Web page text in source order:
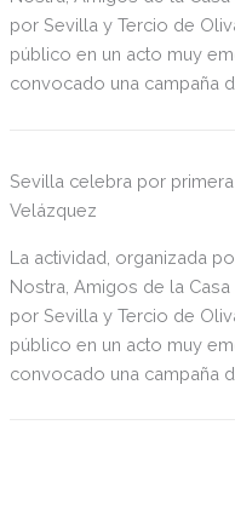
por Sevilla y Tercio de
público en un acto muy
convocado una campaña
Sevilla celebra por
Velázquez
La actividad, organizada
Nostra, Amigos de la
por Sevilla y Tercio de
público en un acto muy
convocado una campaña